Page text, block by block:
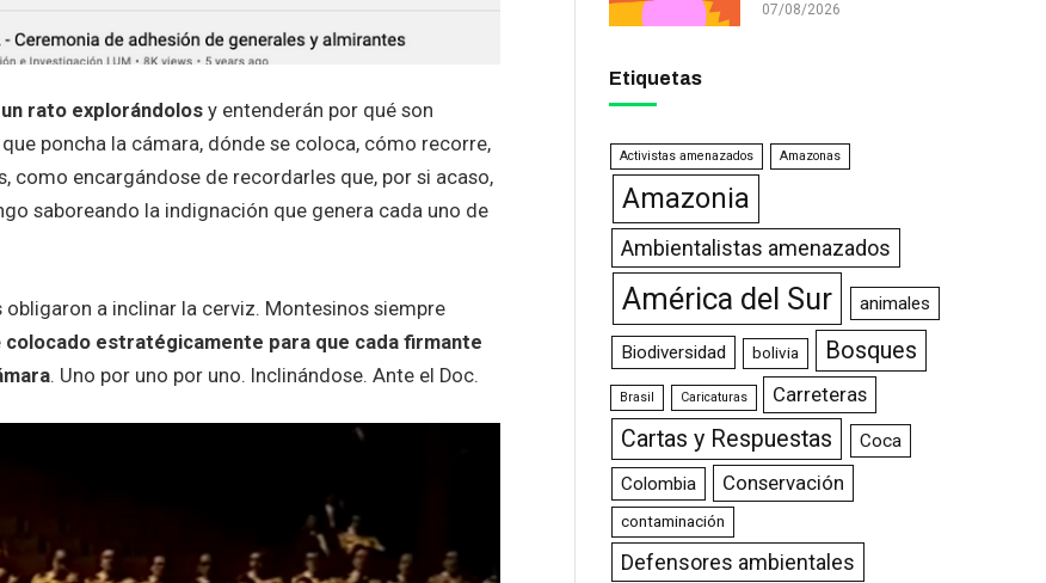
rato explorándolosy entenderán por qué son
poncha la cámara, dónde se coloca, cómo recorre,
como encargándose de recordarles que, por si acaso,
saboreando la indignación que genera cada uno de
a inclinar la cerviz. Montesinos siempre
colocado estratégicamente para que cada firmante
. Uno por uno por uno. Inclinándose. Ante el Doc.
07/08/2026
Etiquetas
Activistas amenazados Amazonas
Amazonia
Ambientalistas amenazados
América del Sur animales
Biodiversidad bolivia Bosques
Brasil Caricaturas Carreteras
Cartas y Respuestas
Coca
Colombia
Conservación
contaminación
Defensores ambientales